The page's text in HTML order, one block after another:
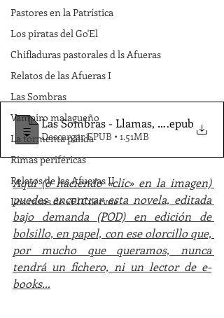
Pastores en la Patrística
Los piratas del Go'El
Chifladuras pastorales d ls Afueras
Relatos de las Afueras I
Las Sombras
Vampiro malagueño
La tormenta pálida
Rimas periféricas
Relatos de las Afueras II
Los casos de «El Cuervo»
Las Sombras - Llamas, JM.epub
Descargar EPUB • 1.51MB
Aquí (o haciendo «clic» en la imagen)
puedes encontrar esta novela, editada
bajo demanda (POD) en edición de
bolsillo, en papel, con ese olorcillo que,
por mucho que queramos, nunca
tendrá un fichero, ni un lector de e-
books...